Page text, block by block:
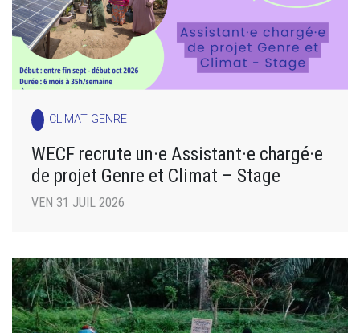
CLIMAT GENRE
WECF recrute un·e Assistant·e chargé·e
de projet Genre et Climat – Stage
VEN 31 JUIL 2026